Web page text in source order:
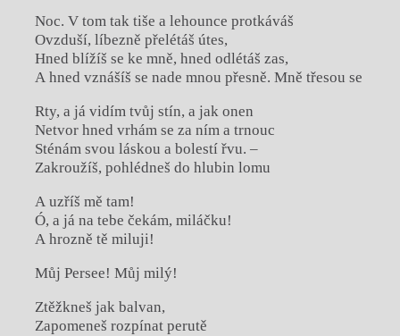
Noc. V tom tak tiše a lehounce protkáváš
Ovzduší, líbezně přelétáš útes,
Hned blížíš se ke mně, hned odlétáš zas,
A hned vznášíš se nade mnou přesně. Mně třesou se
Rty, a já vidím tvůj stín, a jak onen
Netvor hned vrhám se za ním a trnouc
Sténám svou láskou a bolestí řvu. –
Zakroužíš, pohlédneš do hlubin lomu
A uzříš mě tam!
Ó, a já na tebe čekám, miláčku!
A hrozně tě miluji!
Můj Persee! Můj milý!
Ztěžkneš jak balvan,
Zapomeneš rozpínat perutě